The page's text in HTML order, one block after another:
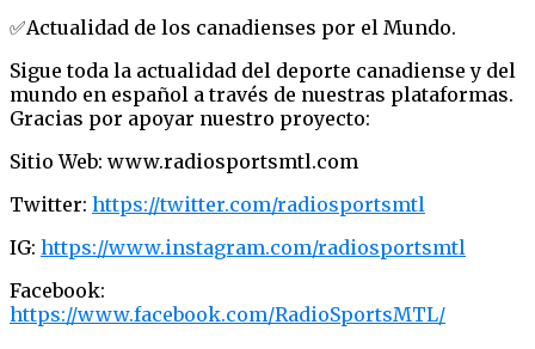
✅Actualidad de los canadienses por el Mundo.
Sigue toda la actualidad del deporte canadiense y del
mundo en español a través de nuestras plataformas.
Gracias por apoyar nuestro proyecto:
Sitio Web: www.radiosportsmtl.com
Twitter: https://twitter.com/radiosportsmtl
IG: https://www.instagram.com/radiosportsmtl
Facebook:
https://www.facebook.com/RadioSportsMTL/